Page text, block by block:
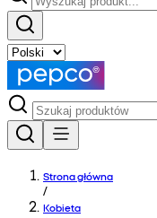
Strona główna
/
Kobieta